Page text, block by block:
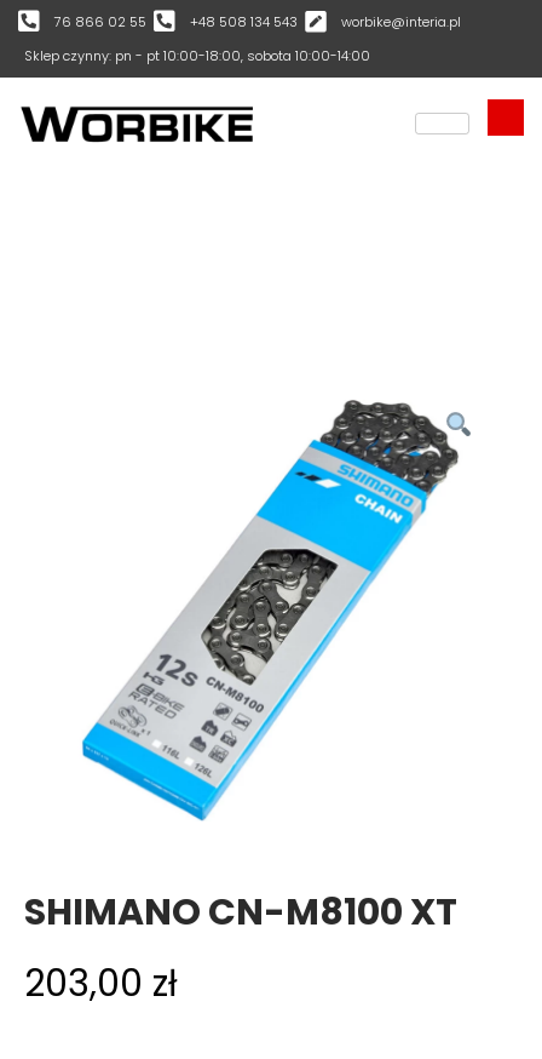
76 866 02 55 +48 508 134 543
worbike@interia.pl
Sklep czynny: pn - pt 10:00-18:00, sobota 10:00-14:00
SHIMANO CN-M8100 XT
203,00 zł